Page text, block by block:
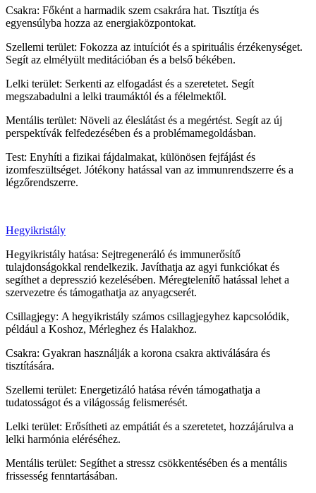
Csakra: Főként a harmadik szem csakrára hat. Tisztítja és
egyensúlyba hozza az energiaközpontokat.
Szellemi terület: Fokozza az intuíciót és a spirituális érzékenységet.
Segít az elmélyült meditációban és a belső békében.
Lelki terület: Serkenti az elfogadást és a szeretetet. Segít
megszabadulni a lelki traumáktól és a félelmektől.
Mentális terület: Növeli az éleslátást és a megértést. Segít az új
perspektívák felfedezésében és a problémamegoldásban.
Test: Enyhíti a fizikai fájdalmakat, különösen fejfájást és
izomfeszültséget. Jótékony hatással van az immunrendszerre és a
légzőrendszerre.
Hegyikristály
Hegyikristály hatása: Sejtregeneráló és immunerősítő
tulajdonságokkal rendelkezik. Javíthatja az agyi funkciókat és
segíthet a depresszió kezelésében. Méregtelenítő hatással lehet a
szervezetre és támogathatja az anyagcserét.
Csillagjegy: A hegyikristály számos csillagjegyhez kapcsolódik,
például a Koshoz, Mérleghez és Halakhoz.
Csakra: Gyakran használják a korona csakra aktiválására és
tisztítására.
Szellemi terület: Energetizáló hatása révén támogathatja a
tudatosságot és a világosság felismerését.
Lelki terület: Erősítheti az empátiát és a szeretetet, hozzájárulva a
lelki harmónia eléréséhez.
Mentális terület: Segíthet a stressz csökkentésében és a mentális
frissesség fenntartásában.